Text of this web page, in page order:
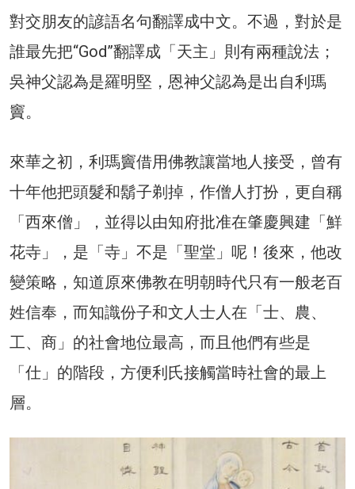
對交朋友的諺語名句翻譯成中文。不過，對於是
誰最先把“God”翻譯成「天主」則有兩種說法；
吳神父認為是羅明堅，恩神父認為是出自利瑪
竇。
來華之初，利瑪竇借用佛教讓當地人接受，曾有
十年他把頭髮和鬍子剃掉，作僧人打扮，更自稱
「西來僧」，並得以由知府批准在肇慶興建「鮮
花寺」，是「寺」不是「聖堂」呢！後來，他改
變策略，知道原來佛教在明朝時代只有一般老百
姓信奉，而知識份子和文人士人在「士、農、
工、商」的社會地位最高，而且他們有些是
「仕」的階段，方便利氏接觸當時社會的最上
層。